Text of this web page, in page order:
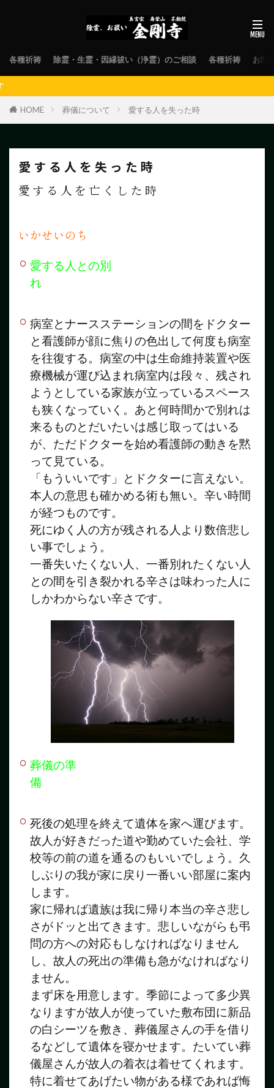
各種祈祷 除霊・生霊・因縁祓い（浄霊）のご相談 各種祈祷 お問
HOME 葬儀について 愛する人を失った時
愛する人を失った時
愛する人を亡くした時
いかせいのち
愛する人との別
れ
病室とナースステーションの間をドクター
と看護師が顔に焦りの色出して何度も病室
を往復する。病室の中は生命維持装置や医
療機械が運び込まれ病室内は段々、残され
ようとしている家族が立っているスペース
も狭くなっていく。あと何時間かで別れは
来るものとだいたいは感じ取ってはいる
が、ただドクターを始め看護師の動きを黙
って見ている。
「もういいです」とドクターに言えない。
本人の意思も確かめる術も無い。辛い時間
が経つものです。
死にゆく人の方が残される人より数倍悲し
い事でしょう。
一番失いたくない人、一番別れたくない人
との間を引き裂かれる辛さは味わった人に
しかわからない辛さです。
葬儀の準
備
死後の処理を終えて遺体を家へ運びます。
故人が好きだった道や勤めていた会社、学
校等の前の道を通るのもいいでしょう。久
しぶりの我が家に戻り一番いい部屋に案内
します。
家に帰れば遺族は我に帰り本当の辛さ悲し
さがドッと出てきます。悲しいながらも弔
問の方への対応もしなければなりません
し、故人の死出の準備も急がなければなり
ません。
まず床を用意します。季節によって多少異
なりますが故人が使っていた敷布団に新品
の白シーツを敷き、葬儀屋さんの手を借り
るなどして遺体を寝かせます。たいてい葬
儀屋さんが故人の着衣は着せてくれます。
特に着せてあげたい物がある様であれば悔